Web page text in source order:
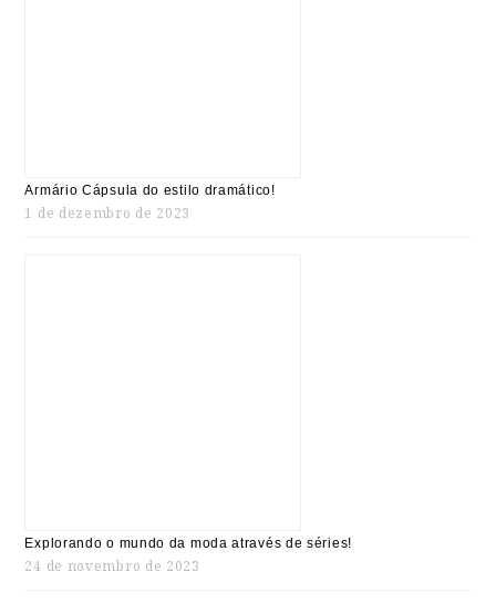
Armário Cápsula do estilo dramático!
1 de dezembro de 2023
Explorando o mundo da moda através de séries!
24 de novembro de 2023